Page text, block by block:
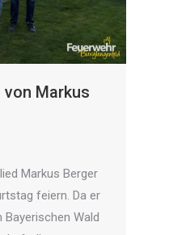
von Markus
Markus Berger
feiern. Da er
Wald